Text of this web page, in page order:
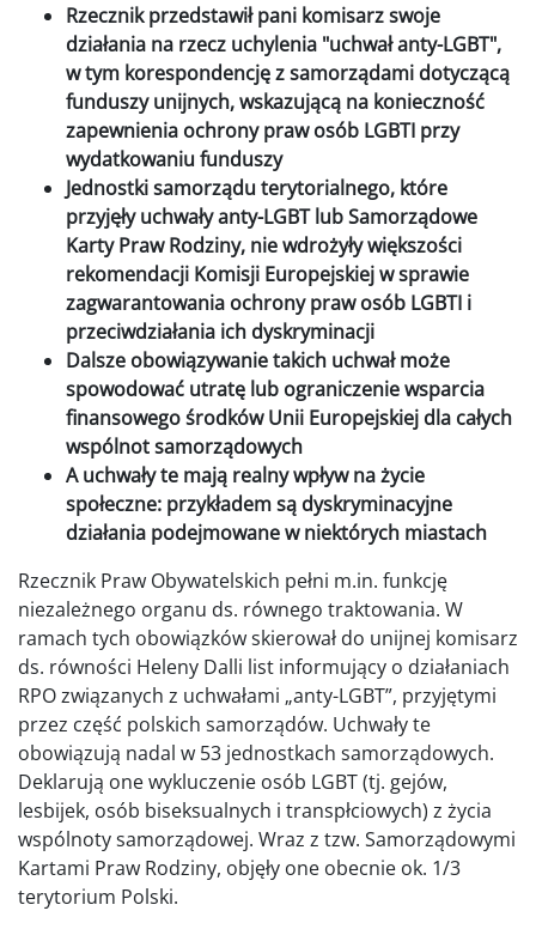
Rzecznik przedstawił pani komisarz swoje
działania na rzecz uchylenia "uchwał anty-LGBT",
w tym korespondencję z samorządami dotyczącą
funduszy unijnych, wskazującą na konieczność
zapewnienia ochrony praw osób LGBTI przy
wydatkowaniu funduszy
Jednostki samorządu terytorialnego, które
przyjęły uchwały anty-LGBT lub Samorządowe
Karty Praw Rodziny, nie wdrożyły większości
rekomendacji Komisji Europejskiej w sprawie
zagwarantowania ochrony praw osób LGBTI i
przeciwdziałania ich dyskryminacji
Dalsze obowiązywanie takich uchwał może
spowodować utratę lub ograniczenie wsparcia
finansowego środków Unii Europejskiej dla całych
wspólnot samorządowych
A uchwały te mają realny wpływ na życie
społeczne: przykładem są dyskryminacyjne
działania podejmowane w niektórych miastach
Rzecznik Praw Obywatelskich pełni m.in. funkcję
niezależnego organu ds. równego traktowania. W
ramach tych obowiązków skierował do unijnej komisarz
ds. równości Heleny Dalli list informujący o działaniach
RPO związanych z uchwałami „anty-LGBT”, przyjętymi
przez część polskich samorządów. Uchwały te
obowiązują nadal w 53 jednostkach samorządowych.
Deklarują one wykluczenie osób LGBT (tj. gejów,
lesbijek, osób biseksualnych i transpłciowych) z życia
wspólnoty samorządowej. Wraz z tzw. Samorządowymi
Kartami Praw Rodziny, objęły one obecnie ok. 1/3
terytorium Polski.